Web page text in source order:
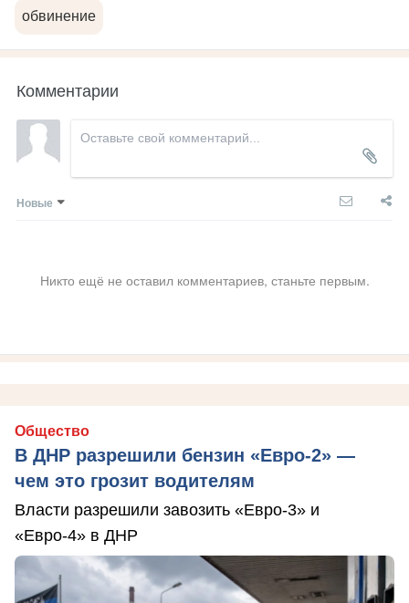
обвинение
Комментарии
Новые
Никто ещё не оставил комментариев, станьте первым.
Общество
В ДНР разрешили бензин «Евро-2» —
чем это грозит водителям
Власти разрешили завозить «Евро-3» и
«Евро-4» в ДНР